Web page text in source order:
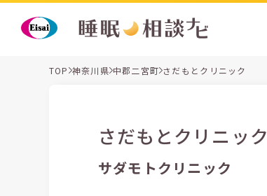
TOP 神奈川県 中郡二宮町 さだもとクリニック
さだもとクリニック
サダモトクリニック